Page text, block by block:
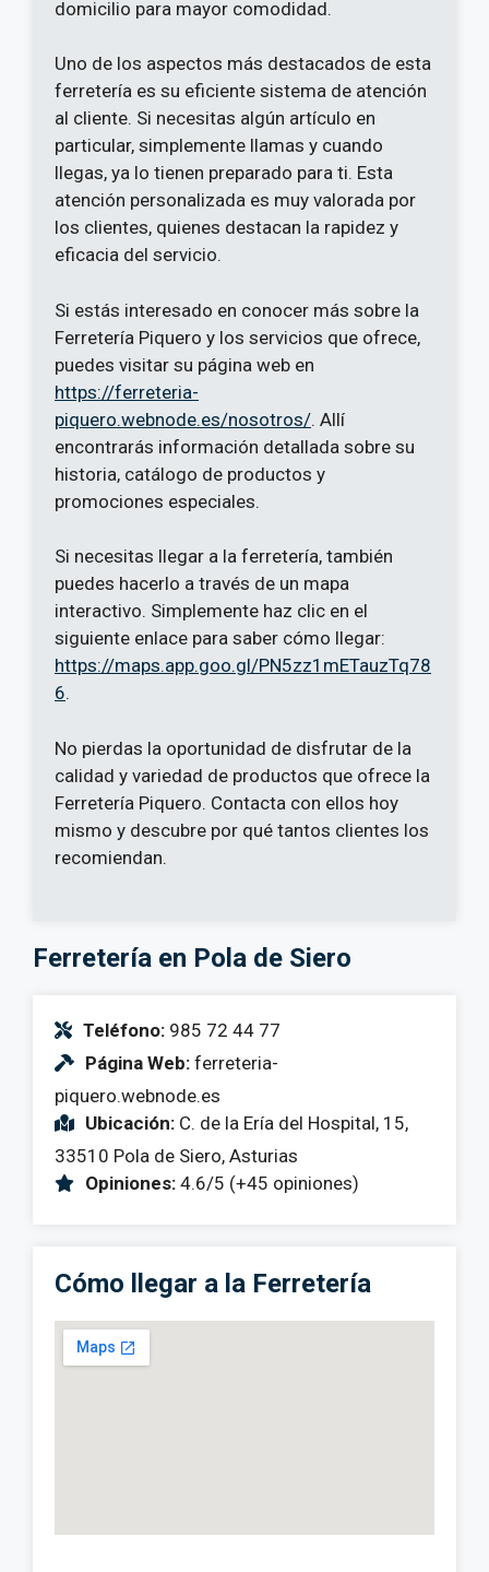
domicilio para mayor comodidad.
Uno de los aspectos más destacados de esta
ferretería es su eficiente sistema de atención
al cliente. Si necesitas algún artículo en
particular, simplemente llamas y cuando
llegas, ya lo tienen preparado para ti. Esta
atención personalizada es muy valorada por
los clientes, quienes destacan la rapidez y
eficacia del servicio.
Si estás interesado en conocer más sobre la
Ferretería Piquero y los servicios que ofrece,
puedes visitar su página web en
https://ferreteria-
piquero.webnode.es/nosotros/. Allí
encontrarás información detallada sobre su
historia, catálogo de productos y
promociones especiales.
Si necesitas llegar a la ferretería, también
puedes hacerlo a través de un mapa
interactivo. Simplemente haz clic en el
siguiente enlace para saber cómo llegar:
https://maps.app.goo.gl/PN5zz1mETauzTq78
6.
No pierdas la oportunidad de disfrutar de la
calidad y variedad de productos que ofrece la
Ferretería Piquero. Contacta con ellos hoy
mismo y descubre por qué tantos clientes los
recomiendan.
Ferretería en Pola de Siero
Teléfono: 985 72 44 77
Página Web: ferreteria-
piquero.webnode.es
Ubicación: C. de la Ería del Hospital, 15,
33510 Pola de Siero, Asturias
Opiniones: 4.6/5 (+45 opiniones)
Cómo llegar a la Ferretería